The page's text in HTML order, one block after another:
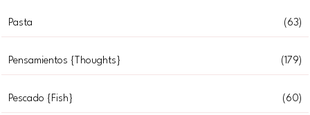
Pasta (63)
Pensamientos {Thoughts} (179)
Pescado {Fish} (60)